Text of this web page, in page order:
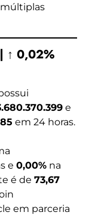
↑ 0,02%
e
em 24 horas.
e 0,00% na
é de 73,67
em parceria